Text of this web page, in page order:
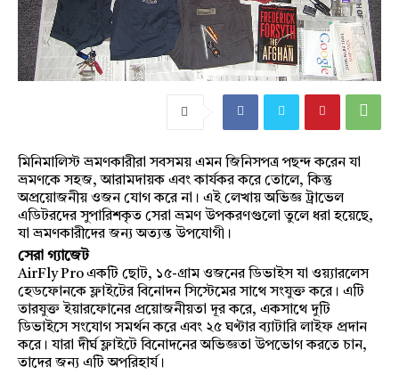
মিনিমালিস্ট ভ্রমণকারীরা সবসময় এমন জিনিসপত্র পছন্দ করেন যা
ভ্রমণকে সহজ, আরামদায়ক এবং কার্যকর করে তোলে, কিন্তু
অপ্রয়োজনীয় ওজন যোগ করে না। এই লেখায় অভিজ্ঞ ট্রাভেল
এডিটরদের সুপারিশকৃত সেরা ভ্রমণ উপকরণগুলো তুলে ধরা হয়েছে,
যা ভ্রমণকারীদের জন্য অত্যন্ত উপযোগী।
সেরা গ্যাজেট
AirFly Pro একটি ছোট, ১৫-গ্রাম ওজনের ডিভাইস যা ওয়‍্যারলেস
হেডফোনকে ফ্লাইটের বিনোদন সিস্টেমের সাথে সংযুক্ত করে। এটি
তারযুক্ত ইয়ারফোনের প্রয়োজনীয়তা দূর করে, একসাথে দুটি
ডিভাইসে সংযোগ সমর্থন করে এবং ২৫ ঘণ্টার ব্যাটারি লাইফ প্রদান
করে। যারা দীর্ঘ ফ্লাইটে বিনোদনের অভিজ্ঞতা উপভোগ করতে চান,
তাদের জন্য এটি অপরিহার্য।